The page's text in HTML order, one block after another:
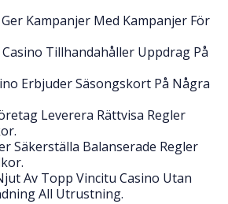
Kampanjer Med Kampanjer För
Tillhandahåller Uppdrag På
Erbjuder Säsongskort På Några
Leverera Rättvisa Regler
Säkerställa Balanserade Regler
Av Topp Vincitu Casino Utan
All Utrustning.